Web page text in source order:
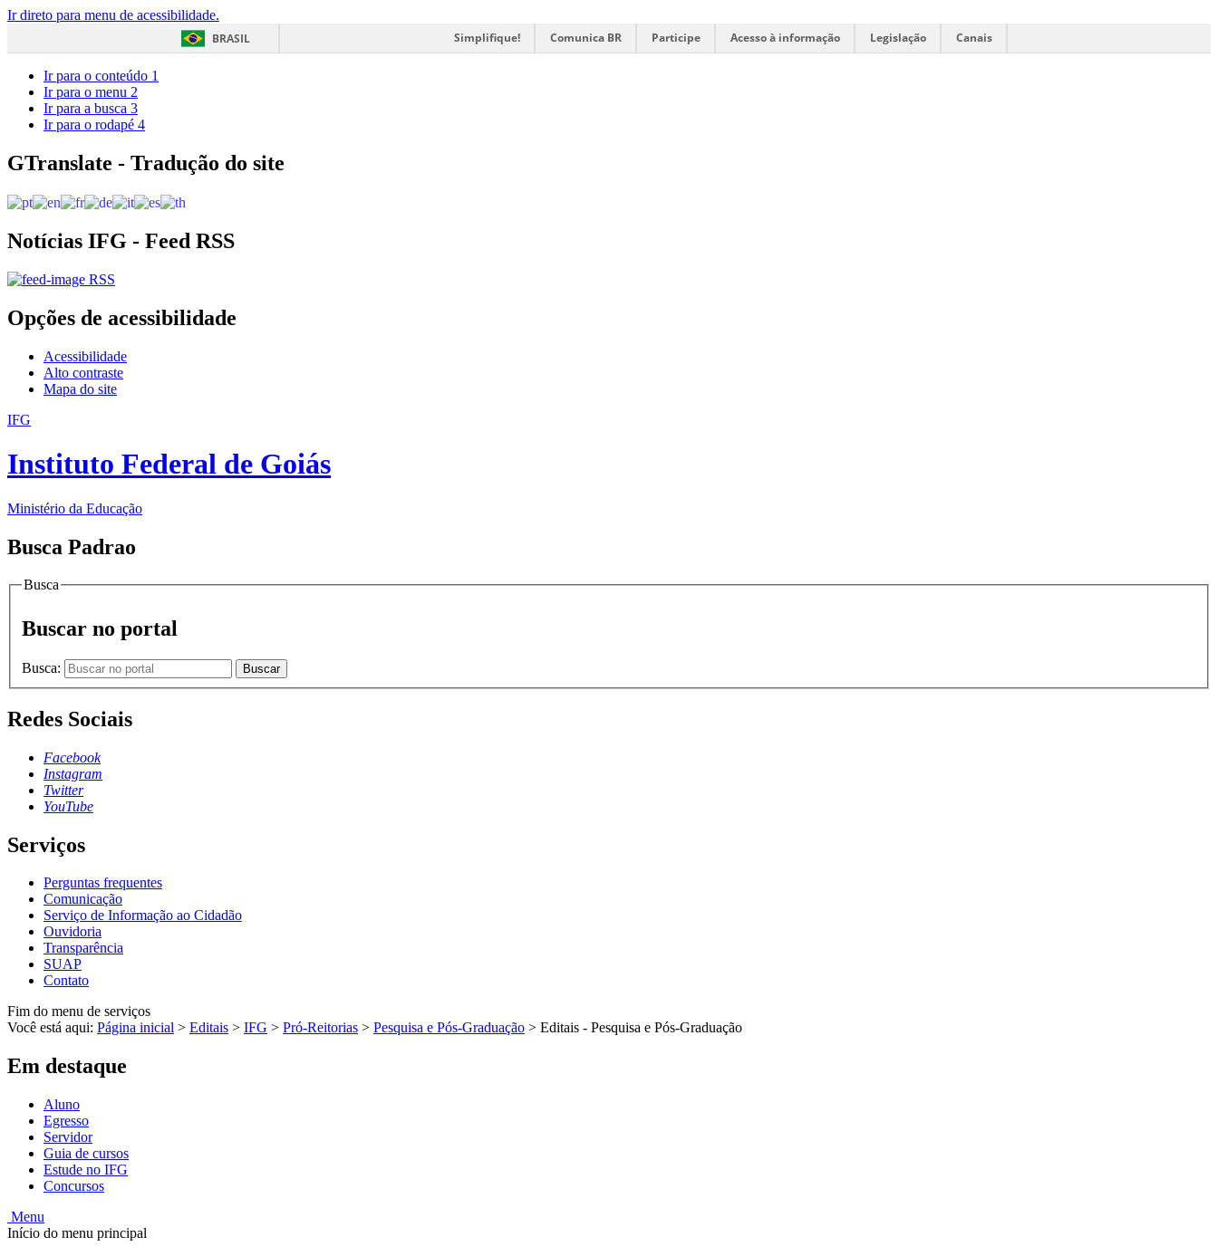
Ir direto para menu de acessibilidade.
BRASIL
Simplifique! Comunica BR Participe Acesso à informação Legislação Canais
Ir para o conteúdo 1
Ir para o menu 2
Ir para a busca 3
Ir para o rodapé 4
GTranslate - Tradução do site
Notícias IFG - Feed RSS
RSS
Opções de acessibilidade
Acessibilidade
Alto contraste
Mapa do site
IFG
Instituto Federal de Goiás
Ministério da Educação
Busca Padrao
Busca
Buscar no portal
Busca: Buscar
Redes Sociais
Facebook
Instagram
Twitter
YouTube
Serviços
Perguntas frequentes
Comunicação
Serviço de Informação ao Cidadão
Ouvidoria
Transparência
SUAP
Contato
Fim do menu de serviços
Você está aqui: Página inicial > Editais > IFG > Pró-Reitorias > Pesquisa e Pós-Graduação > Editais - Pesquisa e Pós-Graduação
Em destaque
Aluno
Egresso
Servidor
Guia de cursos
Estude no IFG
Concursos
Menu
Início do menu principal